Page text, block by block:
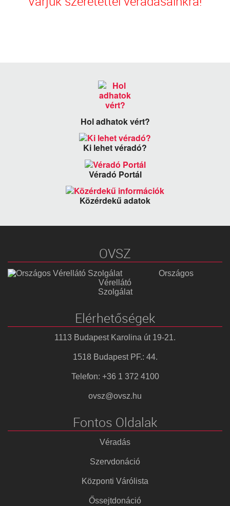
Hol adhatok vért?
Ki lehet véradó?
Véradó Portál
Közérdekű adatok
OVSZ
Országos
Vérellátó
Szolgálat
Elérhetőségek
1113 Budapest Karolina út 19-21.
1518 Budapest PF.: 44.
Telefon: +36 1 372 4100
ovsz@ovsz.hu
Fontos Oldalak
Véradás
Szervdonáció
Központi Várólista
Őssejtdonáció